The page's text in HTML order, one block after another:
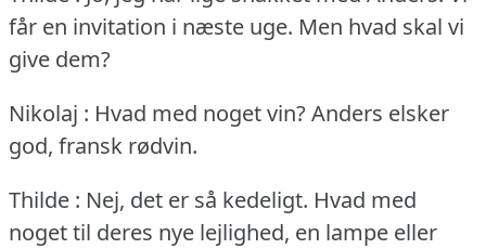
får en invitation i næste uge. Men hvad skal vi
give dem?
Nikolaj : Hvad med noget vin?Anders elsker
god, fransk rødvin.
Thilde : Nej, det er så kedeligt. Hvad med
noget til deres nye lejlighed, en lampe eller